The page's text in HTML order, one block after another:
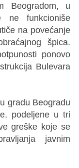
Beogradom, u
ne funkcioniše
na povećanje
špica.
ponovo
Bulevara
gradu Beogradu
podeljene u tri
greške koje se
javnim